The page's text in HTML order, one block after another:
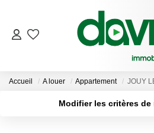
NOS
Gérés À
Accueil A louer Appartement JOUY
Modifier les critères de